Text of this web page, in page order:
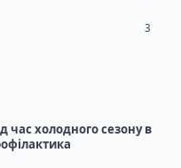
3
час холодного сезону в